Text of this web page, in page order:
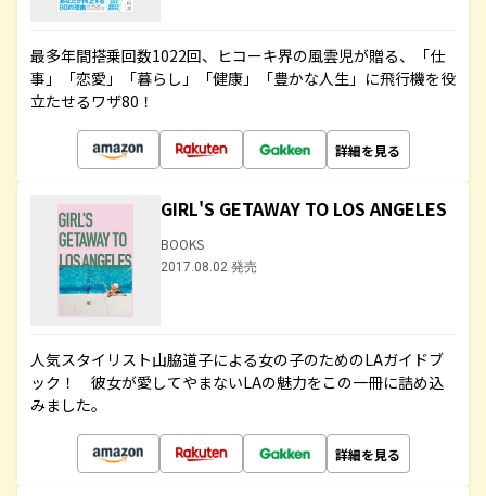
最多年間搭乗回数1022回、ヒコーキ界の風雲児が贈る、「仕
事」「恋愛」「暮らし」「健康」「豊かな人生」に飛行機を役
立たせるワザ80！
詳細を見る
GIRL'S GETAWAY TO LOS ANGELES
BOOKS
2017.08.02 発売
人気スタイリスト山脇道子による女の子のためのLAガイドブ
ック！ 彼女が愛してやまないLAの魅力をこの一冊に詰め込
みました。
詳細を見る